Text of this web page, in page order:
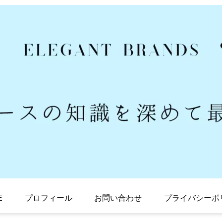
プロフィール お問い合わせ プライバシーポ